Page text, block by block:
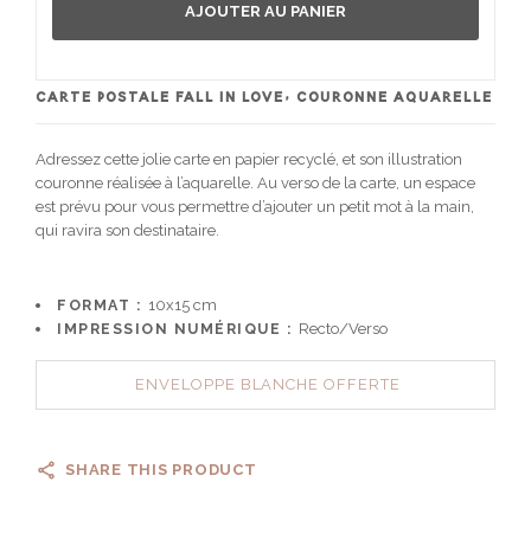
CARTE POSTALE FALL IN LOVE, COURONNE AQUARELLE
Adressez cette jolie carte en papier recyclé, et son illustration
couronne réalisée à l’aquarelle. Au verso de la carte, un espace
est prévu pour vous permettre d’ajouter un petit mot à la main,
qui ravira son destinataire.
FORMAT : 10x15 cm
IMPRESSION NUMÉRIQUE : Recto/Verso
ENVELOPPE BLANCHE OFFERTE
AJOUTER AU PANIER
SHARE THIS PRODUCT